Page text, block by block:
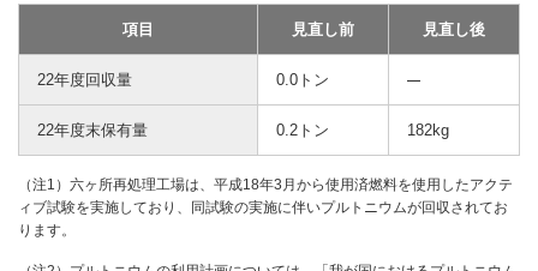
項目 見直し前 見直し後
22年度回収量 0.0トン
22年度末保有量 0.2トン 182kg
（注1）六ヶ所再処理工場は、平成18年3月から使用済燃料を使用したアクテ
ィブ試験を実施しており、同試験の実施に伴いプルトニウムが回収されてお
ります。